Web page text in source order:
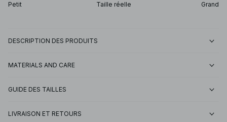
Petit Taille réelle Grand
DESCRIPTION DES PRODUITS
MATERIALS AND CARE
GUIDE DES TAILLES
LIVRAISON ET RETOURS